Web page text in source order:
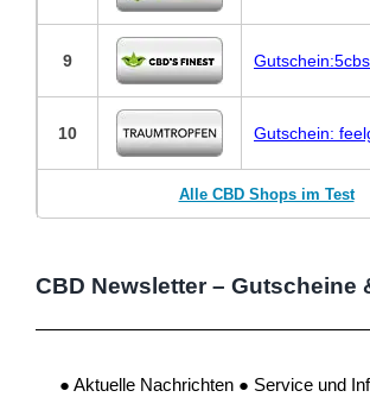
9
10 Gutschein:
Alle CBD Shops im Test
CBD Newsletter – Gutscheine
● Aktuelle Nachrichten ● Service und